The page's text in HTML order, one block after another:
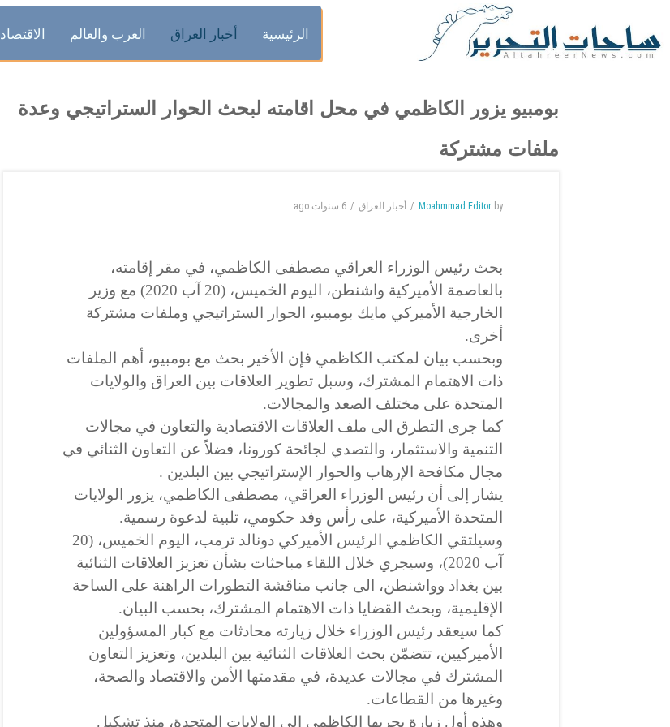
الرئيسية أخبار العراق العرب والعالم الاقتصاد
بومبيو يزور الكاظمي في محل اقامته لبحث الحوار الستراتيجي وعدة
ملفات مشتركة
by
Moahmmad Editor أخبار العراق 6 سنوات ago
بحث رئيس الوزراء العراقي مصطفى الكاظمي، في مقر إقامته،
بالعاصمة الأميركية واشنطن، اليوم الخميس، (20 آب 2020) مع وزير
الخارجية الأميركي مايك بومبيو، الحوار الستراتيجي وملفات مشتركة
أخرى.
وبحسب بيان لمكتب الكاظمي فإن الأخير بحث مع بومبيو، أهم الملفات
ذات الاهتمام المشترك، وسبل تطوير العلاقات بين العراق والولايات
المتحدة على مختلف الصعد والمجالات.
كما جرى التطرق الى ملف العلاقات الاقتصادية والتعاون في مجالات
التنمية والاستثمار، والتصدي لجائحة كورونا، فضلاً عن التعاون الثنائي في
مجال مكافحة الإرهاب والحوار الإستراتيجي بين البلدين .
يشار إلى أن رئيس الوزراء العراقي، مصطفى الكاظمي، يزور الولايات
المتحدة الأميركية، على رأس وفد حكومي، تلبية لدعوة رسمية.
وسيلتقي الكاظمي الرئيس الأميركي دونالد ترمب، اليوم الخميس، (20
آب 2020)، وسيجري خلال اللقاء مباحثات بشأن تعزيز العلاقات الثنائية
بين بغداد وواشنطن، الى جانب مناقشة التطورات الراهنة على الساحة
الإقليمية، وبحث القضايا ذات الاهتمام المشترك، بحسب البيان.
كما سيعقد رئيس الوزراء خلال زيارته محادثات مع كبار المسؤولين
الأميركيين، تتضمّن بحث العلاقات الثنائية بين البلدين، وتعزيز التعاون
المشترك في مجالات عديدة، في مقدمتها الأمن والاقتصاد والصحة،
وغيرها من القطاعات.
وهذه أول زيارة يجريها الكاظمي إلى الولايات المتحدة، منذ تشكيل